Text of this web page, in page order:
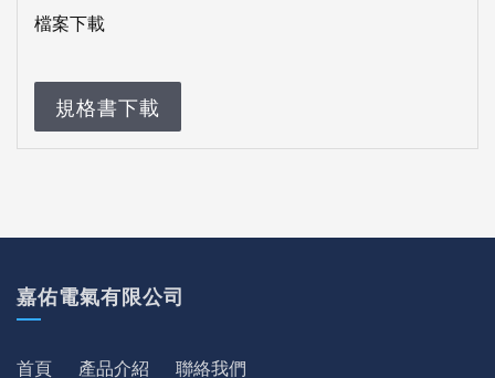
檔案下載
規格書下載
嘉佑電氣有限公司
首頁 產品介紹 聯絡我們